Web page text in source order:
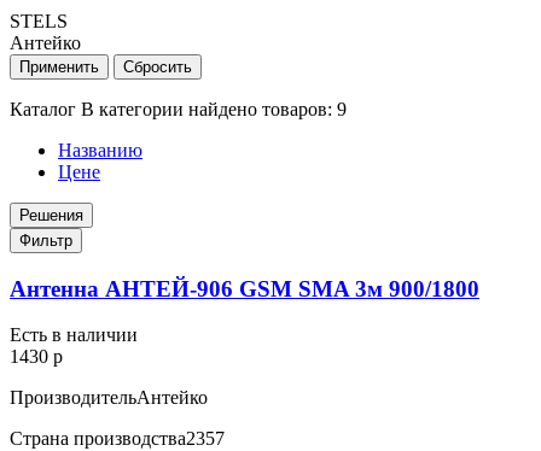
STELS
Антейко
Применить Сбросить
Каталог В категории найдено товаров: 9
Названию
Цене
Решения
Фильтр
Антенна АНТЕЙ-906 GSM SMA 3м 900/1800
Есть в наличии
1430 р
ПроизводительАнтейко
Страна производства2357